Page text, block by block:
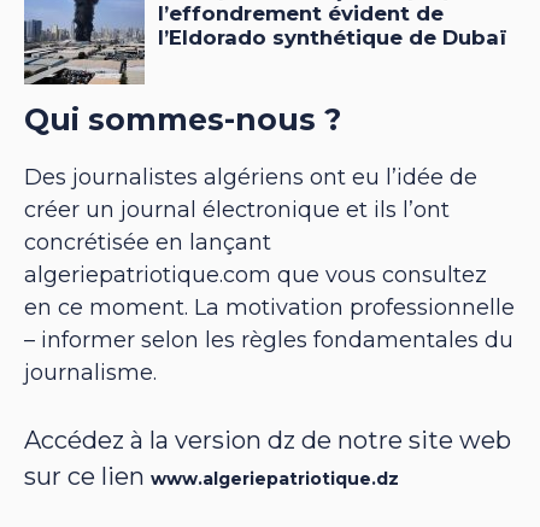
Qui sommes-nous ?
Des journalistes algériens ont eu l’idée de
créer un journal électronique et ils l’ont
concrétisée en lançant
algeriepatriotique.com que vous consultez
en ce moment. La motivation professionnelle
– informer selon les règles fondamentales du
journalisme.
Accédez à la version dz de notre site web
sur ce lien www.algeriepatriotique.dz